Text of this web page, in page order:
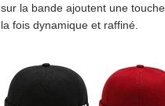
sur la bande ajoutent une
la fois dynamique et raffiné.